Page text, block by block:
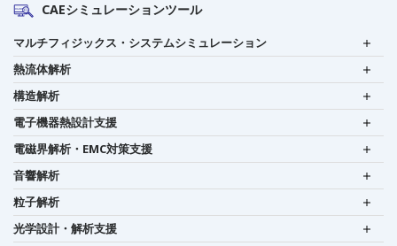
CAEシミュレーションツール
マルチフィジックス・システムシミュレーション
熱流体解析
構造解析
電子機器熱設計支援
電磁界解析・EMC対策支援
音響解析
粒子解析
光学設計・解析支援